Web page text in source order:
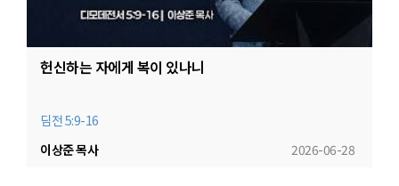
헌신하는 자에게 복이 있나니
딤전 5:9-16
2026-06-28
이상준 목사